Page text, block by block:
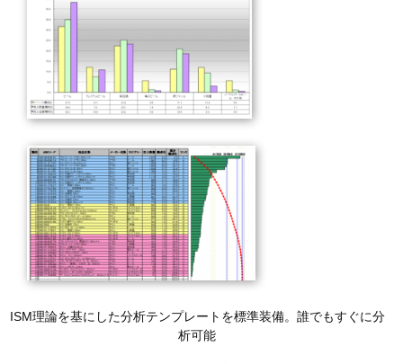
ISM理論を基にした分析テンプレートを標準装備。誰でもすぐに分
析可能